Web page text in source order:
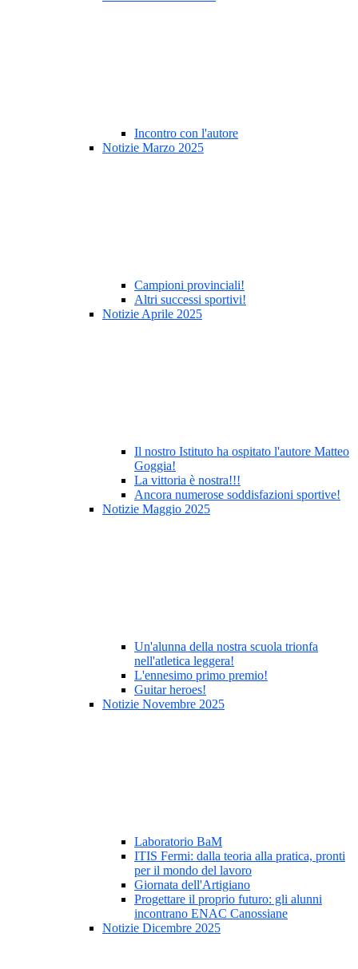
Incontro con l'autore
Notizie Marzo 2025
Campioni provinciali!
Altri successi sportivi!
Notizie Aprile 2025
Il nostro Istituto ha ospitato l'autore Matteo
Goggia!
La vittoria è nostra!!!
Ancora numerose soddisfazioni sportive!
Notizie Maggio 2025
Un'alunna della nostra scuola trionfa
nell'atletica leggera!
L'ennesimo primo premio!
Guitar heroes!
Notizie Novembre 2025
Laboratorio BaM
ITIS Fermi: dalla teoria alla pratica, pronti
per il mondo del lavoro
Giornata dell'Artigiano
Progettare il proprio futuro: gli alunni
incontrano ENAC Canossiane
Notizie Dicembre 2025